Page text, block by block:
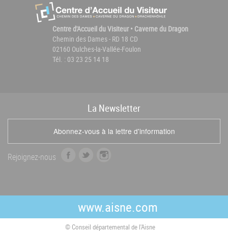
Centre d'Accueil du Visiteur • Caverne du Dragon
Chemin des Dames - RD 18 CD
02160 Oulches-la-Vallée-Foulon
Tél. : 03 23 25 14 18
La Newsletter
Abonnez-vous à la lettre d'information
Rejoignez-nous
b
o
t
e
r
a
g
r
www.aisne.com
© Conseil départemental de l'Aisne